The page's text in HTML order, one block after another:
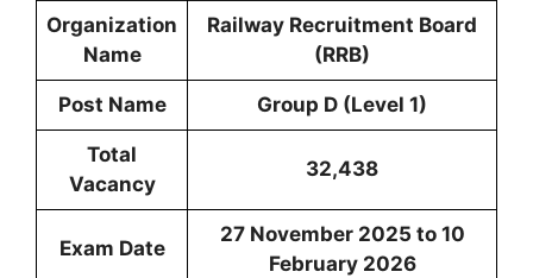
Organization
Name
Railway Recruitment Board
(RRB)
Post Name Group D (Level 1)
Total
Vacancy
32,438
Exam Date
27 November 2025 to 10
February 2026